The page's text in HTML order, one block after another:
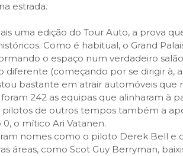
estrada.
uma edição do Tour Auto, a prova
Como é habitual, o Grand
o espaço num verdadeiro
(começando por se dirigir à,
bastante em atrair automóveis que
242 as equipas que alinharam à
pilotos de outros tempos também a
o mítico Ari Vatanen.
nomes como o piloto Derek Bell e
áreas, como Scot Guy Berryman,